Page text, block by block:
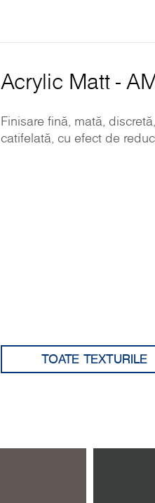
Acrylic Matt -
Finisare fină, mată,
catifelată, cu efect de
TOATE TEXTURILE